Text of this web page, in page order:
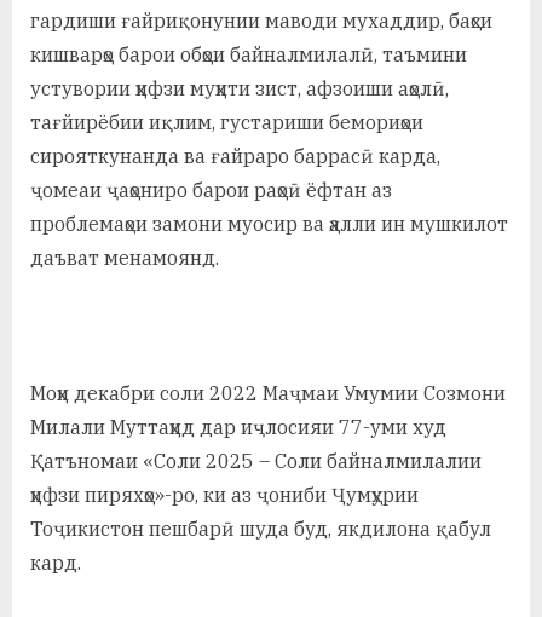
гардиши ғайриқонунии маводи мухаддир, баҳси
кишварҳо барои обҳои байналмилалӣ, таъмини
устувории ҳифзи муҳити зист, афзоиши аҳолӣ,
тағйирёбии иқлим, густариши бемориҳои
сирояткунанда ва ғайраро баррасӣ карда,
ҷомеаи ҷаҳониро барои раҳоӣ ёфтан аз
проблемаҳои замони муосир ва ҳалли ин мушкилот
даъват менамоянд.
Моҳи декабри соли 2022 Маҷмаи Умумии Созмони
Милали Муттаҳид дар иҷлосияи 77-уми худ
Қатъномаи «Соли 2025 – Соли байналмилалии
ҳифзи пиряхҳо»-ро, ки аз ҷониби Ҷумҳурии
Тоҷикистон пешбарӣ шуда буд, якдилона қабул
кард.